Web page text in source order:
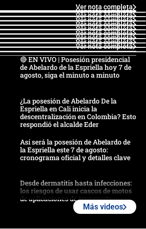
Ver nota completa
Ver nota completa
Ver nota completa
Ver nota completa
Ver nota completa
Ver nota completa
Ver nota completa
Ver nota completa
Ver nota completa
Ver nota completa
🔴 EN VIVO | Posesión presidencial
de Abelardo de la Espriella hoy 7 de
agosto, siga el minuto a minuto
¿La posesión de Abelardo De la
Espriella en Cali inicia la
descentralización en Colombia? Esto
respondió el alcalde Eder
Así será la posesión de Abelardo de
la Espriella este 7 de agosto:
cronograma oficial y detalles clave
Desde dermatitis hasta infecciones:
los riesgos de usar cascos de motos
de aplicaciones de transporte
Más videos